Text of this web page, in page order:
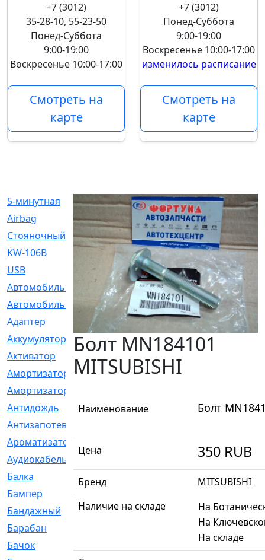
+7 (3012)
35-28-10, 55-23-50
Понед-Суббота
9:00-19:00
Воскресенье 10:00-17:00
Смотреть на
карте
+7 (3012)
Понед-Суббота
9:00-19:00
Воскресенье 10:00-17:00
изменилось расписание
Смотреть на
карте
5-минутная
[1]
Airbag
[18]
Cтояночный
[1]
KW-106B
[0]
USB
[6]
Автомобильное
[6]
Автомобильный
[6]
Адаптер
[3]
Аккумулятор
[2]
Активатор
[1]
Амортизатор
[608]
Амортизаторы
Антидождь
[1]
Антизапотеватель
Ароматизатор
[35]
Аудиокабель
Балка
Бампер
[137]
Бандажный
[6]
Барабан
Бачок
Болт MN184101
MITSUBISHI
Наименование Болт
Цена 350 RUB
Бренд
MITSUBISHI
Наличие на складе
На
На
На складе